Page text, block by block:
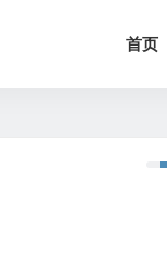
首页